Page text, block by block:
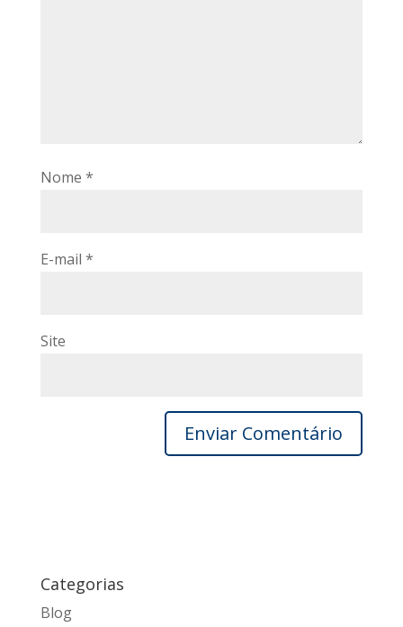
Nome *
E-mail *
Site
Categorias
Blog